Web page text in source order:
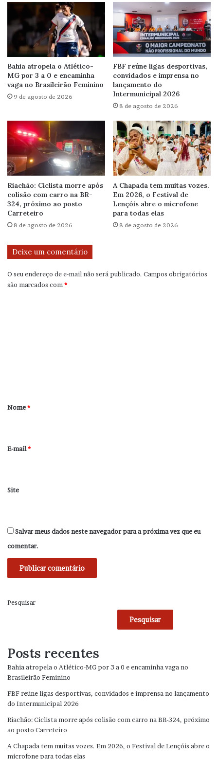
Bahia atropela o Atlético-
MG por 3 a 0 e encaminha
vaga no Brasileirão Feminino
9 de agosto de 2026
FBF reúne ligas desportivas,
convidados e imprensa no
lançamento do
Intermunicipal 2026
8 de agosto de 2026
Riachão: Ciclista morre após
colisão com carro na BR-
324, próximo ao posto
Carreteiro
8 de agosto de 2026
A Chapada tem muitas vozes.
Em 2026, o Festival de
Lençóis abre o microfone
para todas elas
8 de agosto de 2026
Deixe um comentário
O seu endereço de e-mail não será publicado. Campos obrigatórios
são marcados com *
r
*
Nome*
E-mail*
Site
Salvar meus dados neste navegador para a próxima vez que eu
comentar.
Pesquisar
Pesquisar
Posts recentes
Bahia atropela o Atlético-MG por 3 a 0 e encaminha vaga no
Brasileirão Feminino
FBF reúne ligas desportivas, convidados e imprensa no lançamento
do Intermunicipal 2026
Riachão: Ciclista morre após colisão com carro na BR-324, próximo
ao posto Carreteiro
A Chapada tem muitas vozes. Em 2026, o Festival de Lençóis abre o
microfone para todas elas